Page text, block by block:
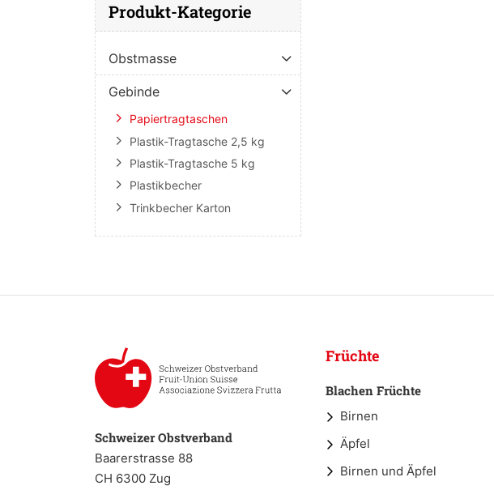
Produkt-Kategorie
Obstmasse
Gebinde
Papiertragtaschen
Plastik-Tragtasche 2,5 kg
Plastik-Tragtasche 5 kg
Plastikbecher
Trinkbecher Karton
Schweizer Obstverband
Baarerstrasse 88
CH 6300 Zug
Früchte
Blachen Früchte
Birnen
Äpfel
Birnen und Äpfel